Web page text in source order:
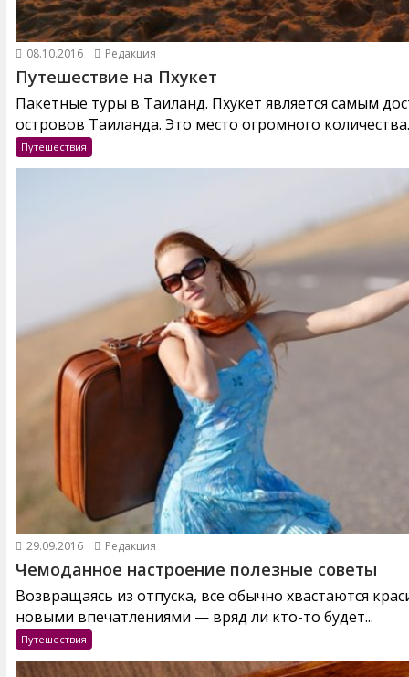
08.10.2016 Редакция
Путешествие на Пхукет
Пакетные туры в Таиланд. Пхукет является самым
островов Таиланда. Это место огромного
Путешествия
29.09.2016 Редакция
Чемоданное настроение полезные советы
Возвращаясь из отпуска, все обычно хвастаются
новыми впечатлениями — вряд ли кто-то будет...
Путешествия